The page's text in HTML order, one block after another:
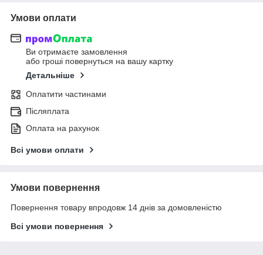
Умови оплати
Ви отримаєте замовлення
або гроші повернуться на вашу картку
Детальніше
Оплатити частинами
Післяплата
Оплата на рахунок
Всі умови оплати
Умови повернення
Повернення товару впродовж 14 днів за домовленістю
Всі умови повернення